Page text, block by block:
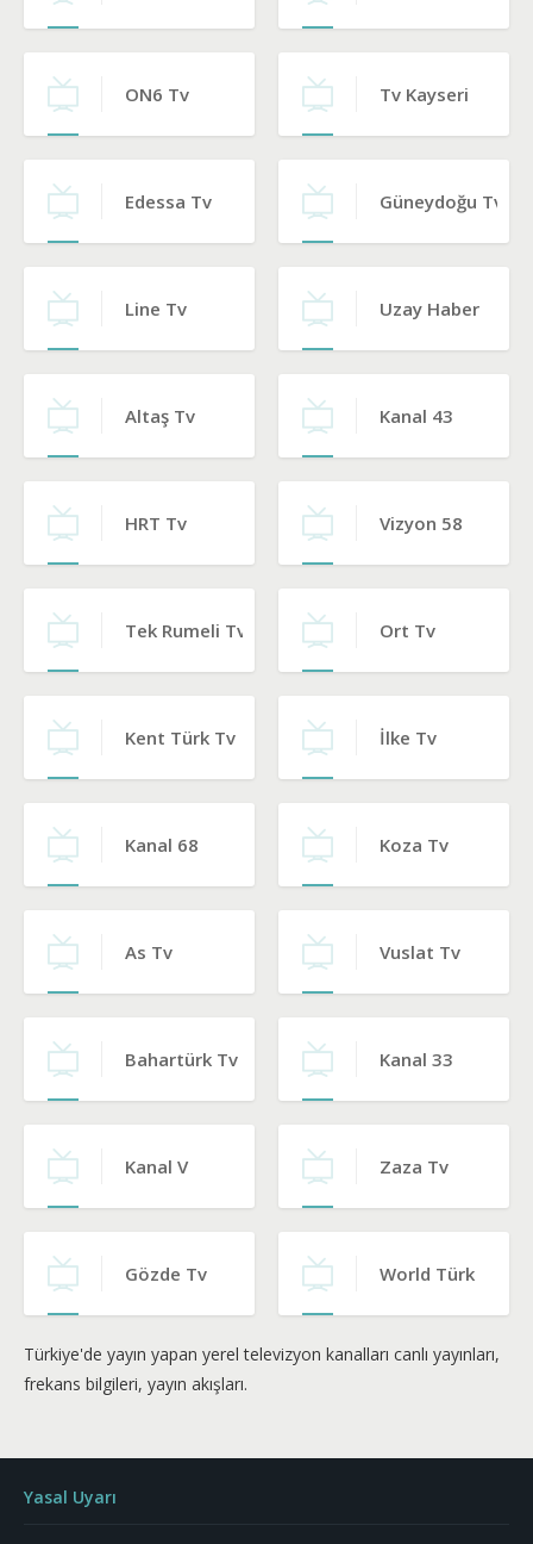
ON6 Tv Tv Kayseri
Edessa Tv Güneydoğu Tv
Line Tv Uzay Haber
Altaş Tv Kanal 43
HRT Tv Vizyon 58
Tek Rumeli Tv Ort Tv
Kent Türk Tv İlke Tv
Kanal 68 Koza Tv
As Tv Vuslat Tv
Bahartürk Tv Kanal 33
Kanal V Zaza Tv
Gözde Tv World Türk
Türkiye'de yayın yapan yerel televizyon kanalları canlı yayınları,
frekans bilgileri, yayın akışları.
Yasal Uyarı